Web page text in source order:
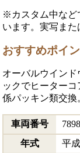
※カスタム中など
います。実写また
おすすめポイン
オーバルウインド
ックでヒーター
係パッキン類交換
車両番号
7898
年式
平